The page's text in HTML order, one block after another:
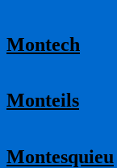
Montech
Monteils
Montesquieu